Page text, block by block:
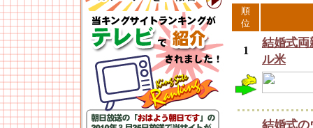
順
位
1
結婚式両
ル米
結婚式